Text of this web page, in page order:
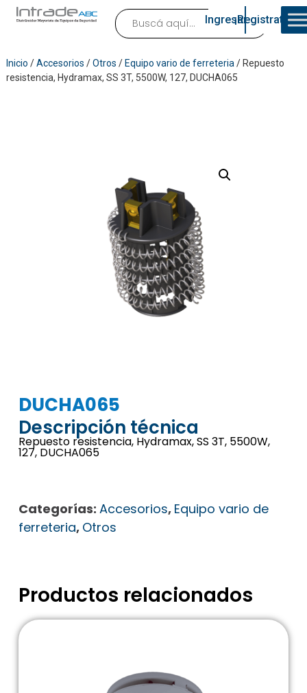
Ingresar¡Registrate!
Inicio /Accesorios /Otros / Equipo vario de ferreteria / Repuesto
resistencia, Hydramax, SS 3T, 5500W, 127, DUCHA065
DUCHA065
Descripción técnica
Repuesto resistencia, Hydramax, SS 3T, 5500W,
127, DUCHA065
Categorías: Accesorios, Equipo vario de
ferreteria, Otros
Productos relacionados